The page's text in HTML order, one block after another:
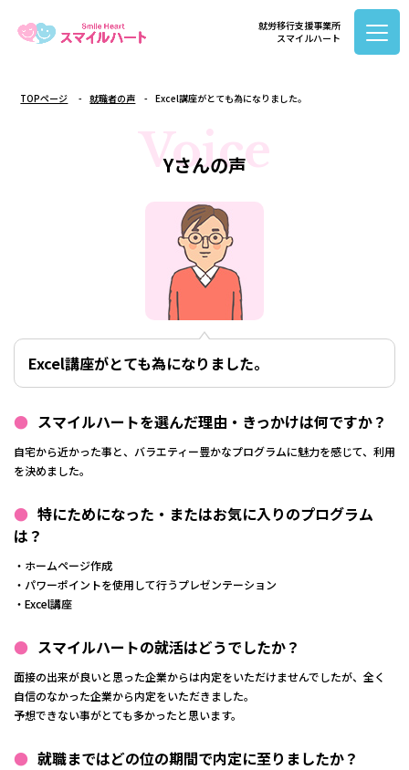
就労移行支援事業所
スマイルハート
TOPページ 就職者の声 Excel講座がとても為になりました。
Yさんの声
Voice
Excel講座がとても為になりました。
スマイルハートを選んだ理由・きっかけは何ですか？
自宅から近かった事と、バラエティー豊かなプログラムに魅力を感じて、利用
を決めました。
特にためになった・またはお気に入りのプログラム
は？
・ホームページ作成
・パワーポイントを使用して行うプレゼンテーション
・Excel講座
スマイルハートの就活はどうでしたか？
面接の出来が良いと思った企業からは内定をいただけませんでしたが、全く
自信のなかった企業から内定をいただきました。
予想できない事がとても多かったと思います。
就職まではどの位の期間で内定に至りましたか？